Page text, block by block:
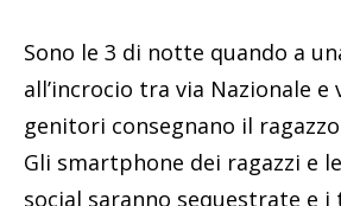
Sono le 3 di notte quando a
all’incrocio tra via Nazionale e
genitori consegnano il
Gli smartphone dei ragazzi e
social saranno sequestrate e